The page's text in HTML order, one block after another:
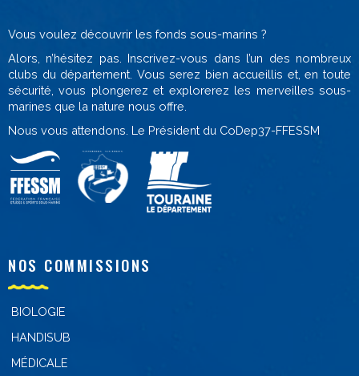
Vous voulez découvrir les fonds sous-marins ?
Alors, n’hésitez pas. Inscrivez-vous dans l’un des nombreux
clubs du département. Vous serez bien accueillis et, en toute
sécurité, vous plongerez et explorerez les merveilles sous-
marines que la nature nous offre.
Nous vous attendons. Le Président du CoDep37-FFESSM
NOS COMMISSIONS
BIOLOGIE
HANDISUB
MÉDICALE